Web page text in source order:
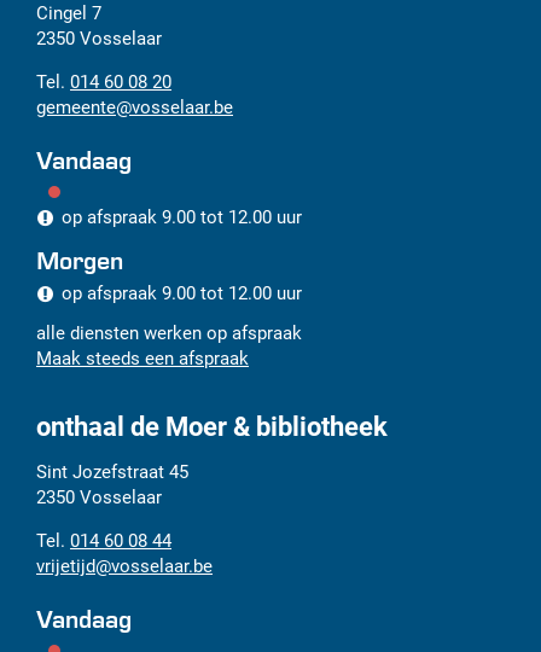
Adres
Cingel 7
2350 Vosselaar
Tel.
014 60 08 20
E-
mail
gemeente@vosselaar.be
Vandaag
op afspraak 9.00 tot 12.00 uur
Morgen
op afspraak 9.00 tot 12.00 uur
alle diensten werken op afspraak
Maak steeds een afspraak
onthaal de Moer & bibliotheek
Adres
Sint Jozefstraat 45
2350 Vosselaar
Tel.
014 60 08 44
E-
mail
vrijetijd@vosselaar.be
Vandaag